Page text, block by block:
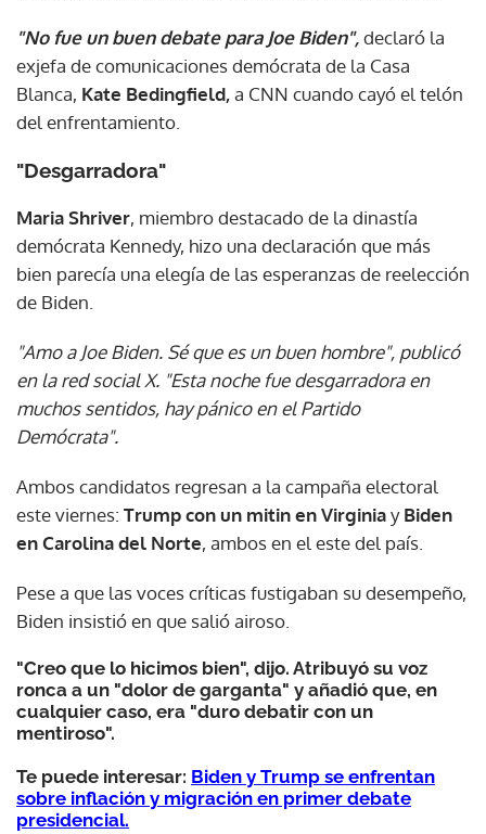
"No fue un buen debate para Joe Biden",declaró la
exjefa de comunicaciones demócrata de la Casa
Blanca, Kate Bedingfield,a CNN cuando cayó el telón
del enfrentamiento.
"Desgarradora"
Maria Shriver, miembro destacado de la dinastía
demócrata Kennedy, hizo una declaración que más
bien parecía una elegía de las esperanzas de reelección
de Biden.
"Amo a Joe Biden. Sé que es un buen hombre", publicó
en la red social X. "Esta noche fue desgarradora en
muchos sentidos, hay pánico en el Partido
Demócrata".
Ambos candidatos regresan a la campaña electoral
este viernes: Trump con un mitin en VirginiayBiden
en Carolina del Norte, ambos en el este del país.
Pese a que las voces críticas fustigaban su desempeño,
Biden insistió en que salió airoso.
"Creo que lo hicimos bien", dijo. Atribuyó su voz
ronca a un "dolor de garganta" y añadió que, en
cualquier caso, era "duro debatir con un
mentiroso".
Te puede interesar: Biden y Trump se enfrentan
sobre inflación y migración en primer debate
presidencial.